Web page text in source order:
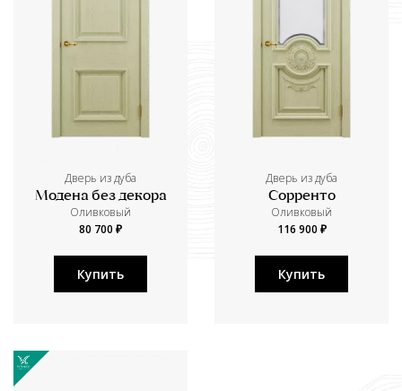
Дверь из дуба
Модена без декора
Оливковый
80 700 ₽
Купить
Дверь из дуба
Сорренто
Оливковый
116 900 ₽
Купить